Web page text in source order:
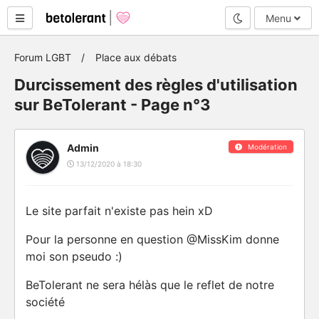
Mode nuit
Menu
Forum LGBT Place aux débats
Durcissement des règles d'utilisation
sur BeTolerant - Page n°3
Modération
Admin
13/12/2020 à 18:30
Le site parfait n'existe pas hein xD
Pour la personne en question @MissKim donne
moi son pseudo :)
BeTolerant ne sera hélàs que le reflet de notre
société